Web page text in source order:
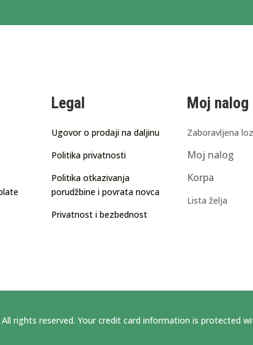
Legal
Ugovor o prodaji na daljinu
Politika privatnosti
Politika otkazivanja
porudžbine i povrata novca
Privatnost i bezbednost
Moj nalog
Zaboravljena
Moj nalog
Korpa
Lista želja
All rights reserved. Your credit card information is protected